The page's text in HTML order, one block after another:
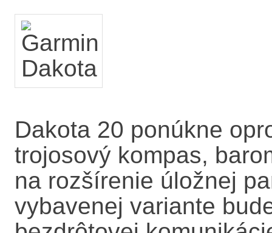
Dakota 20 ponúkne
trojosový kompas,
na rozšírenie úložnej
vybavenej variante